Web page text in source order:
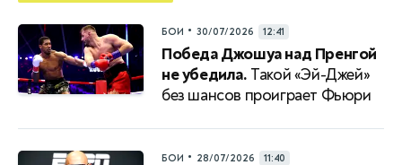
БОИ • 30/07/2026 12:41
Победа Джошуа над Пренгой
не убедила. Такой «Эй-Джей»
без шансов проиграет Фьюри
БОИ • 28/07/2026 11:40